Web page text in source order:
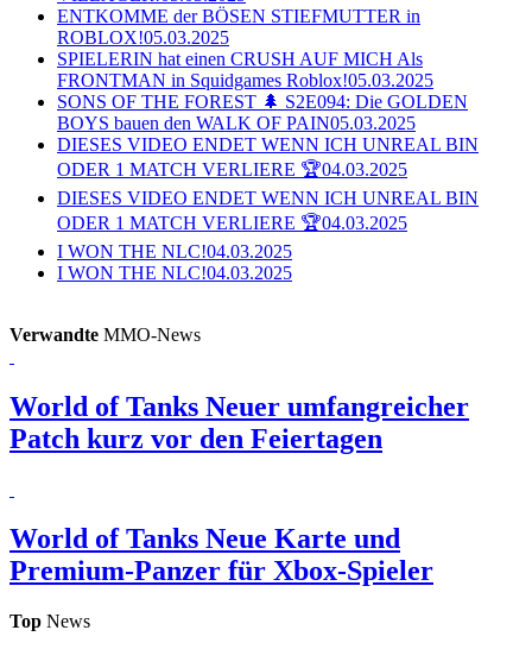
ENTKOMME der BÖSEN STIEFMUTTER in
ROBLOX!05.03.2025
SPIELERIN hat einen CRUSH AUF MICH Als
FRONTMAN in Squidgames Roblox!05.03.2025
SONS OF THE FOREST 🌲 S2E094: Die GOLDEN
BOYS bauen den WALK OF PAIN05.03.2025
DIESES VIDEO ENDET WENN ICH UNREAL BIN
ODER 1 MATCH VERLIERE 🏆04.03.2025
DIESES VIDEO ENDET WENN ICH UNREAL BIN
ODER 1 MATCH VERLIERE 🏆04.03.2025
I WON THE NLC!04.03.2025
I WON THE NLC!04.03.2025
Verwandte MMO-News
World of Tanks Neuer umfangreicher
Patch kurz vor den Feiertagen
World of Tanks Neue Karte und
Premium-Panzer für Xbox-Spieler
Top News